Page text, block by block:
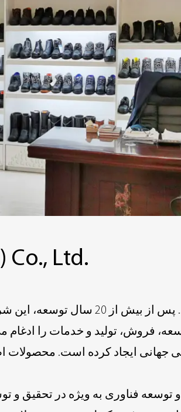
Co., Ltd.
فروش، تولید و خدمات را
جهانی ایجاد کرده است.